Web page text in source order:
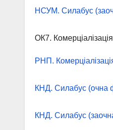
НСУМ. Силабус
ОК7.
РНП.
КНД. Силабус (очна
КНД. Силабус